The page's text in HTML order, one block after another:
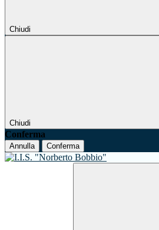
Chiudi
Chiudi
Conferma
Annulla Conferma